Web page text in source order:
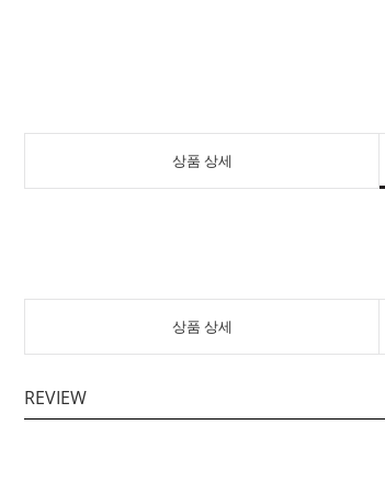
상품 상세
상품 상세
REVIEW